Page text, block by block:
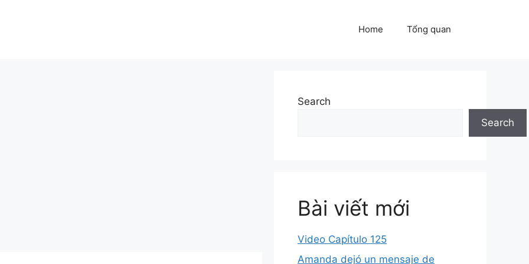
Home Tổng quan
Search
Search
Bài viết mới
Video Capítulo 125
Amanda dejó un mensaje de